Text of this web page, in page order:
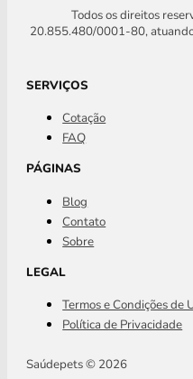
Todos os direitos
20.855.480/0001-80,
SERVIÇOS
Cotação
FAQ
PÁGINAS
Blog
Contato
Sobre
LEGAL
Termos e Condições de
Política de Privacidade
Saúdepets © 2026